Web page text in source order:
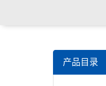
仪，角膜接触
产品目录